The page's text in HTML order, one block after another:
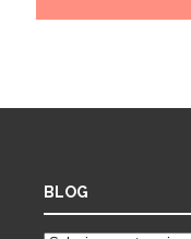
BLOG